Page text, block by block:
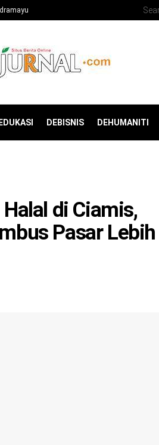
DEBISNIS DEHUMANITI
di Ciamis,
Pasar Lebih